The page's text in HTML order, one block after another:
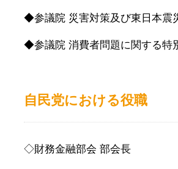
◆参議院 災害対策及び東日本震
◆参議院 消費者問題に関する特
自民党における役職
◇財務金融部会 部会長